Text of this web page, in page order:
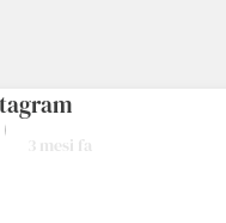
hotelrestaurantschennerhof
3 mesi fa